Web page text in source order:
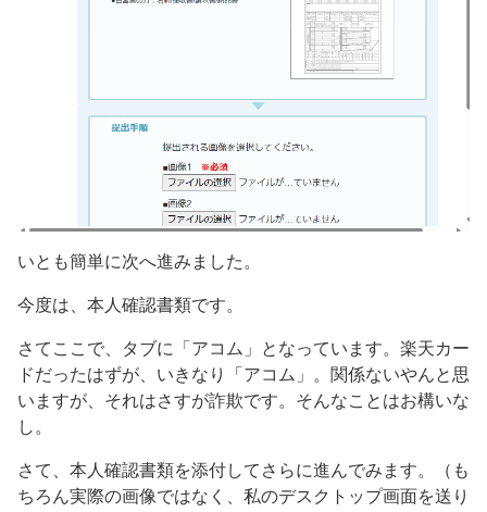
いとも簡単に次へ進みました。
今度は、本人確認書類です。
さてここで、タブに「アコム」となっています。楽天カー
ドだったはずが、いきなり「アコム」。関係ないやんと思
いますが、それはさすが詐欺です。そんなことはお構いな
し。
さて、本人確認書類を添付してさらに進んでみます。（も
ちろん実際の画像ではなく、私のデスクトップ画面を送り